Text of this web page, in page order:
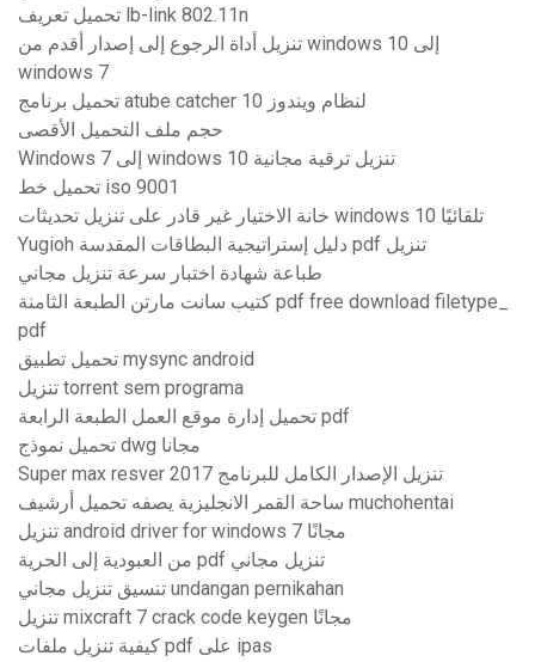
تحميل تعريف lb-link 802.11n
تنزيل أداة الرجوع إلى إصدار أقدم من windows 10 إلى
windows 7
تحميل برنامج atube catcher لنظام ويندوز 10
حجم ملف التحميل الأقصى
Windows 7 إلى windows 10 تنزيل ترقية مجانية
تحميل خط iso 9001
خانة الاختيار غير قادر على تنزيل تحديثات windows 10 تلقائيًا
Yugioh دليل إستراتيجية البطاقات المقدسة pdf تنزيل
طباعة شهادة اختبار سرعة تنزيل مجاني
كتيب سانت مارتن الطبعة الثامنة pdf free download filetype_
pdf
تحميل تطبيق mysync android
تنزيل torrent sem programa
تحميل إدارة موقع العمل الطبعة الرابعة pdf
تحميل نموذج dwg مجانا
Super max resver 2017 تنزيل الإصدار الكامل للبرنامج
ساحة القمر الانجليزية يصفه تحميل أرشيف muchohentai
تنزيل android driver for windows 7 مجانًا
من العبودية إلى الحرية pdf تنزيل مجاني
تنسيق تنزيل مجاني undangan pernikahan
تنزيل mixcraft 7 crack code keygen مجانًا
كيفية تنزيل ملفات pdf على ipas